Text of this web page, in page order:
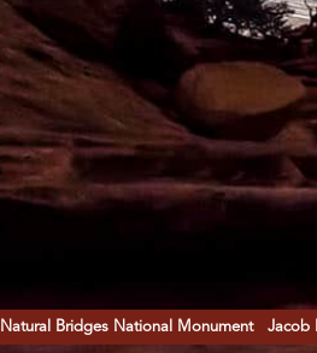
Natural Bridges National Monument Jacob